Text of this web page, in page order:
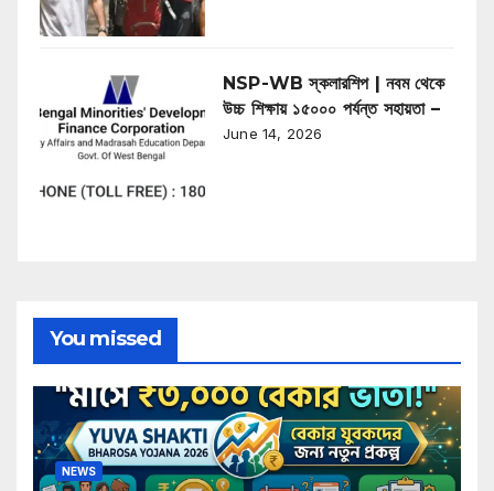
NSP-WB স্কলারশিপ | নবম থেকে
উচ্চ শিক্ষায় ১৫০০০ পর্যন্ত সহায়তা –
June 14, 2026
You missed
NEWS